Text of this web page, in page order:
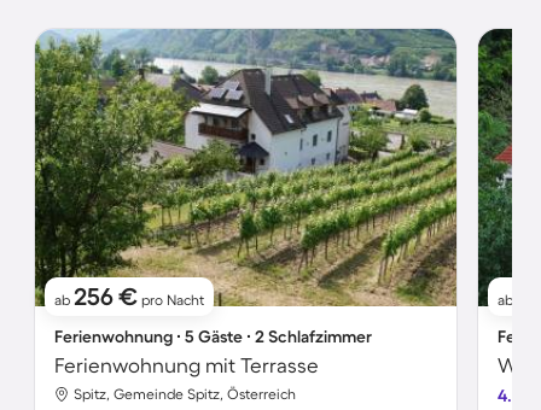
ab 256 € pro Nacht
Ferienwohnung ∙ 5 Gäste ∙ 2 Schlafzimmer
Ferienwohnung mit Terrasse
Spitz, Gemeinde Spitz, Österreich
ab
4.8